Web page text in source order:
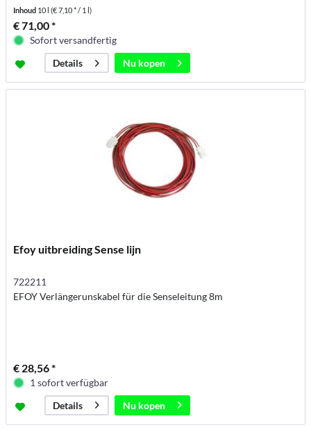
Inhoud 10 l(€ 7,10 * / 1 l)
€ 71,00 *
Sofort versandfertig
Details
Nu kopen
Efoy uitbreiding Sense lijn
722211
EFOY Verlängerunskabel für die Senseleitung 8m
€ 28,56 *
1 sofort verfügbar
Details
Nu kopen